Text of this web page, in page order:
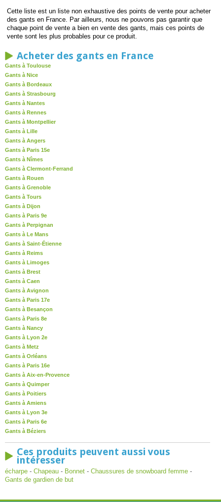
Cette liste est un liste non exhaustive des points de vente pour acheter
des gants en France. Par ailleurs, nous ne pouvons pas garantir que
chaque point de vente a bien en vente des gants, mais ces points de
vente sont les plus probables pour ce produit.
Acheter des gants en France
Gants à Toulouse
Gants à Nice
Gants à Bordeaux
Gants à Strasbourg
Gants à Nantes
Gants à Rennes
Gants à Montpellier
Gants à Lille
Gants à Angers
Gants à Paris 15e
Gants à Nîmes
Gants à Clermont-Ferrand
Gants à Rouen
Gants à Grenoble
Gants à Tours
Gants à Dijon
Gants à Paris 9e
Gants à Perpignan
Gants à Le Mans
Gants à Saint-Étienne
Gants à Reims
Gants à Limoges
Gants à Brest
Gants à Caen
Gants à Avignon
Gants à Paris 17e
Gants à Besançon
Gants à Paris 8e
Gants à Nancy
Gants à Lyon 2e
Gants à Metz
Gants à Orléans
Gants à Paris 16e
Gants à Aix-en-Provence
Gants à Quimper
Gants à Poitiers
Gants à Amiens
Gants à Lyon 3e
Gants à Paris 6e
Gants à Béziers
Ces produits peuvent aussi vous
intéresser
écharpe - Chapeau - Bonnet - Chaussures de snowboard femme -
Gants de gardien de but